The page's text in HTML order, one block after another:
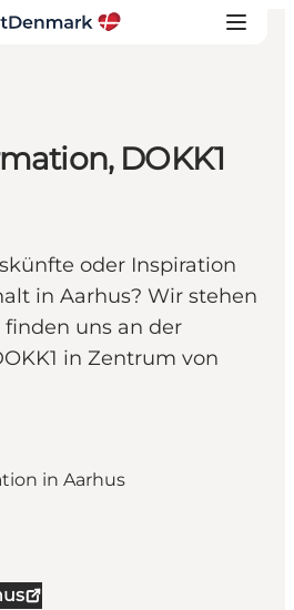
DOKK1
oder Inspiration
in Aarhus? Wir stehen
finden uns an der
in Zentrum von